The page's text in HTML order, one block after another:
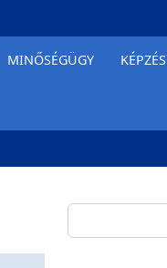
MINŐSÉGÜGY KÉPZÉS
Keresés